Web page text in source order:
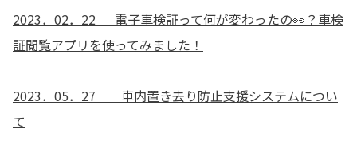
2023．02．22 電子車検証って何が変わったの👀？車検
証閲覧アプリを使ってみました！
2023．05．27 車内置き去り防止支援システムについ
て